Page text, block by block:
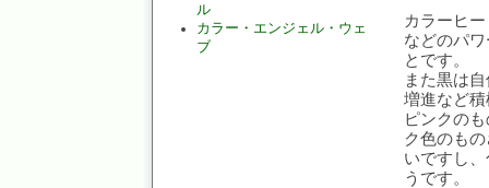
ル
カラー・エンジェル・ウェ
ブ
カラーヒ
などのパ
とです。
また黒は
増進など
ピンクの
ク色のも
いですし
うです。